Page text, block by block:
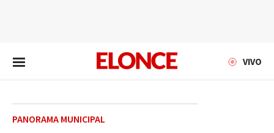
VIVO
PANORAMA MUNICIPAL